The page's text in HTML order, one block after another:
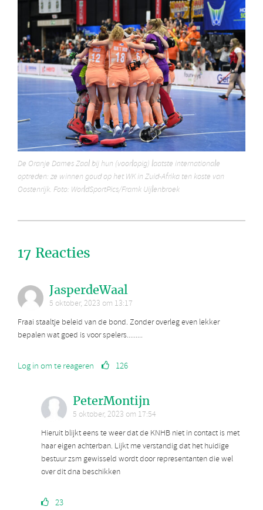
De Oranje Dames Zaal bij hun (voorlopig) laatste internationale
optreden: ze winnen goud op het WK in Zuid-Afrika ten koste van
Oostenrijk. Foto: WorldSportPics/Framk Uijlenbroek
17 Reacties
JasperdeWaal
5 oktober, 2023 om 13:17
Fraai staaltje beleid van de bond. Zonder overleg even lekker
bepalen wat goed is voor spelers.........
Log in om te reageren 126
PeterMontijn
5 oktober, 2023 om 17:54
Hieruit blijkt eens te weer dat de KNHB niet in contact is met
haar eigen achterban. Lijkt me verstandig dat het huidige
bestuur zsm gewisseld wordt door representanten die wel
over dit dna beschikken
23